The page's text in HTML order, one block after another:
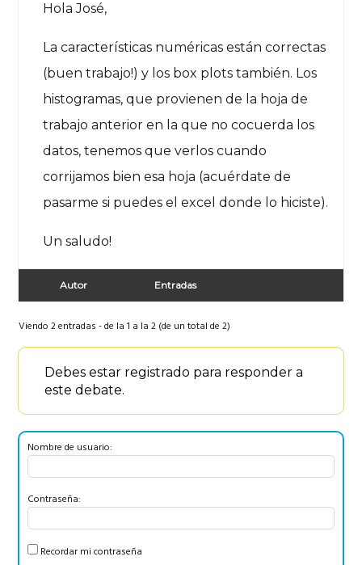
Hola José,
La características numéricas están correctas
(buen trabajo!) y los box plots también. Los
histogramas, que provienen de la hoja de
trabajo anterior en la que no cocuerda los
datos, tenemos que verlos cuando
corrijamos bien esa hoja (acuérdate de
pasarme si puedes el excel donde lo hiciste).
Un saludo!
Autor Entradas
Viendo 2 entradas - de la 1 a la 2 (de un total de 2)
Debes estar registrado para responder a
este debate.
Nombre de usuario:
Contraseña:
Recordar mi contraseña